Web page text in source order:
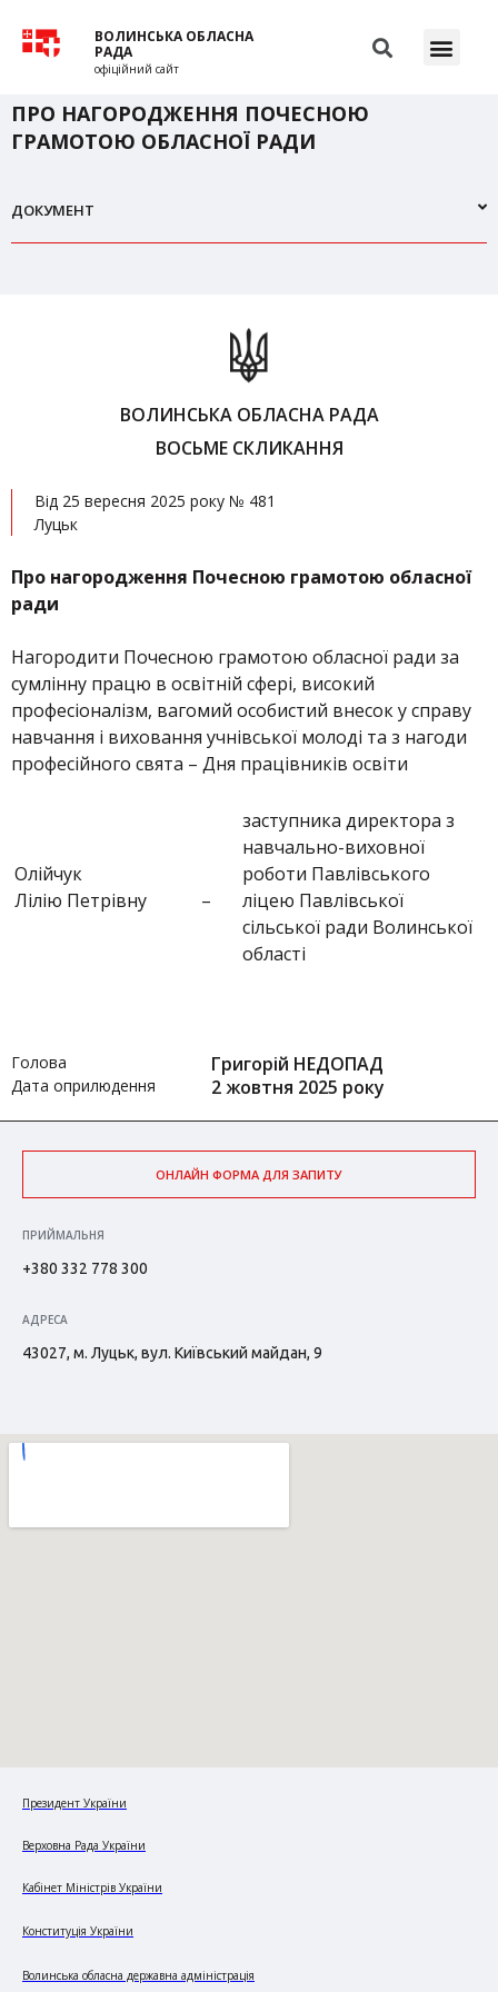
ВОЛИНСЬКА ОБЛАСНА
РАДА
офіційний сайт
ПРО НАГОРОДЖЕННЯ ПОЧЕСНОЮ
ГРАМОТОЮ ОБЛАСНОЇ РАДИ
ДОКУМЕНТ
ВОЛИНСЬКА ОБЛАСНА РАДА
ВОСЬМЕ СКЛИКАННЯ
Від 25 вересня 2025 року № 481
Луцьк
Про нагородження Почесною грамотою обласної
ради
Нагородити Почесною грамотою обласної ради за
сумлінну працю в освітній сфері, високий
професіоналізм, вагомий особистий внесок у справу
навчання і виховання учнівської молоді та з нагоди
професійного свята – Дня працівників освіти
Олійчук
Лілію Петрівну
–
заступника директора з
навчально-виховної
роботи Павлівського
ліцею Павлівської
сільської ради Волинської
області
Голова Григорій НЕДОПАД
Дата оприлюдення 2 жовтня 2025 року
ОНЛАЙН ФОРМА ДЛЯ ЗАПИТУ
ПРИЙМАЛЬНЯ
+380 332 778 300
АДРЕСА
43027, м. Луцьк, вул. Київський майдан, 9
Президент України
Верховна Рада України
Кабінет Міністрів України
Конституція України
Волинська обласна державна адміністрація